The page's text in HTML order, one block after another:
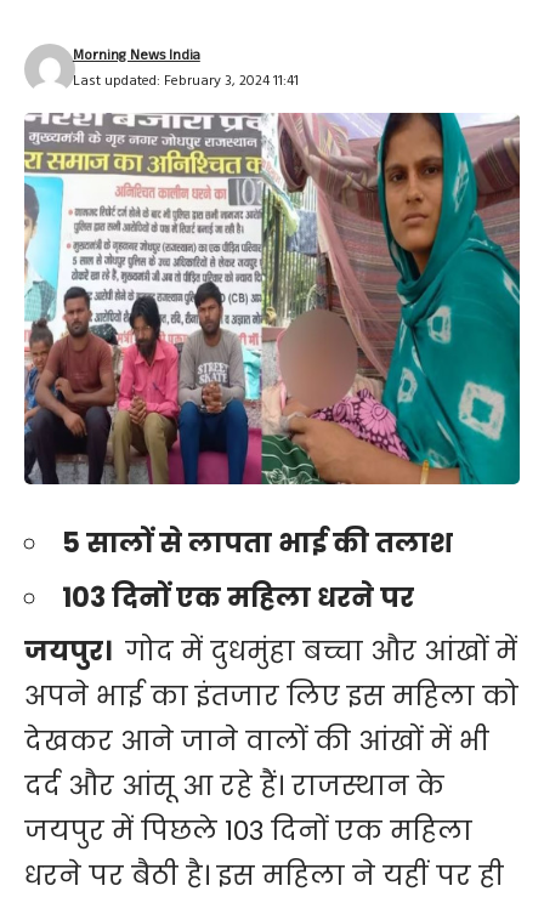
Last updated: February 3, 2024 11:41
Morning News India
5 सालों से लापता भाई की तलाश
103 दिनों एक महिला धरने पर
जयपुर। गोद में दुधमुंहा बच्चा और आंखों में
अपने भाई का इंतजार लिए इस ​महिला को
देखकर आने जाने वालों की आंखों में भी
दर्द और आंसू आ रहे हैं। राजस्थान के
जयपुर में पिछले 103 दिनों एक महिला
धरने पर बैठी है। इस महिला ने यहीं पर ही